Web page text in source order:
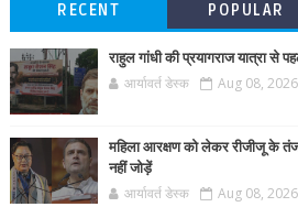
RECENT POPULAR
राहुल गांधी की प्रयागराज यात्रा से
आर्यावर्त डेस्क Aug 08, 2026
महिला आरक्षण को लेकर रीजीजू के
नहीं जोड़ें
आर्यावर्त डेस्क Aug 08, 2026